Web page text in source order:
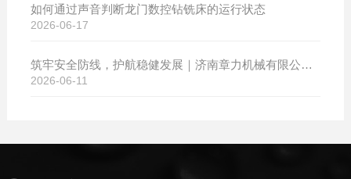
如何通过声音判断龙门数控钻铣床的运行状态
2026-06-17
筑牢安全防线，护航稳健发展｜济南章力机械有限公司开展2026年安全生产月系列活动
2026-06-11